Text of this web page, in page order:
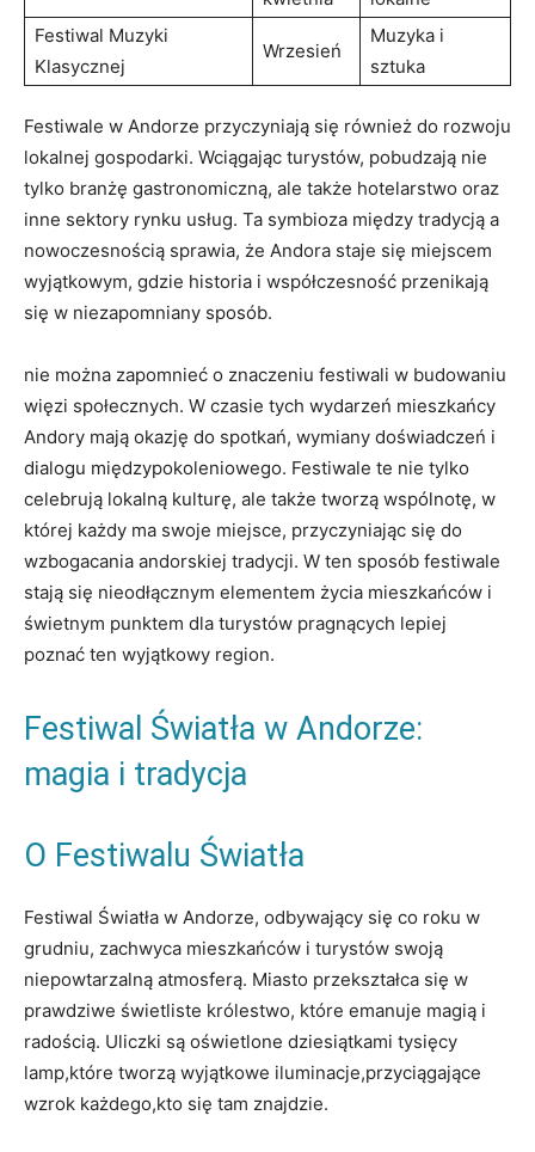
Festiwal Muzyki
⁢Klasycznej
Wrzesień
Muzyka ​i
⁣sztuka
Festiwale‍ w Andorze przyczyniają się również ‌do⁣ rozwoju
lokalnej gospodarki. Wciągając turystów, ‌pobudzają nie
tylko branżę ‌gastronomiczną, ale także‍ hotelarstwo ⁤oraz
inne sektory rynku usług. Ta symbioza między‍ tradycją a
nowoczesnością sprawia, że⁤ Andora⁤ staje się miejscem
wyjątkowym, gdzie historia ​i współczesność przenikają
się w⁣ niezapomniany​ sposób.
nie można zapomnieć⁢ o znaczeniu festiwali w budowaniu
więzi społecznych. W czasie tych wydarzeń mieszkańcy
Andory mają okazję ‍do spotkań, wymiany doświadczeń i
dialogu⁤ międzypokoleniowego. Festiwale te ⁣nie tylko
celebrują lokalną kulturę, ale także tworzą wspólnotę, w
⁢której ‍każdy⁣ ma swoje ​miejsce, ⁣przyczyniając się do
⁤wzbogacania andorskiej tradycji.‍ W ten sposób festiwale
stają ⁣się nieodłącznym elementem życia ⁢mieszkańców i
⁣świetnym⁢ punktem dla turystów pragnących lepiej
poznać ten wyjątkowy region.
Festiwal Światła w Andorze:
magia i tradycja
O Festiwalu Światła
Festiwal Światła ‌w Andorze, odbywający się co​ roku⁣ w
‌grudniu, ‌zachwyca mieszkańców i ⁣turystów swoją
niepowtarzalną atmosferą. Miasto przekształca ‌się ⁣w⁢
prawdziwe świetliste królestwo, które​ emanuje​ magią ⁣i
radością. Uliczki są oświetlone dziesiątkami tysięcy
lamp,które tworzą wyjątkowe iluminacje,przyciągające
wzrok każdego,kto się tam znajdzie.